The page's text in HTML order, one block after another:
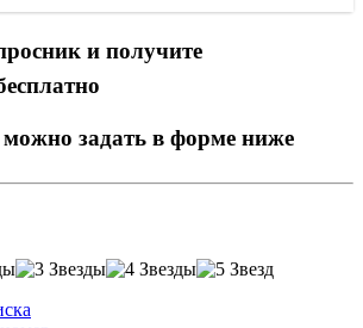
и получите
задать в форме ниже